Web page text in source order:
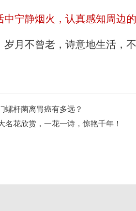
中宁静烟火，认真感知周边
岁月不曾老，诗意地生活，
螺杆菌离胃癌有多远？
名花欣赏，一花一诗，惊艳千年！